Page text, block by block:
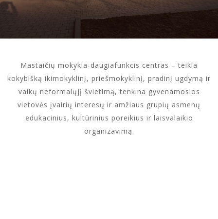
Mastaičių mokykla-daugiafunkcis centras – teikia
kokybišką ikimokyklinį, priešmokyklinį, pradinį ugdymą ir
vaikų neformalųjį švietimą, tenkina gyvenamosios
vietovės įvairių interesų ir amžiaus grupių asmenų
edukacinius, kultūrinius poreikius ir laisvalaikio
organizavimą.